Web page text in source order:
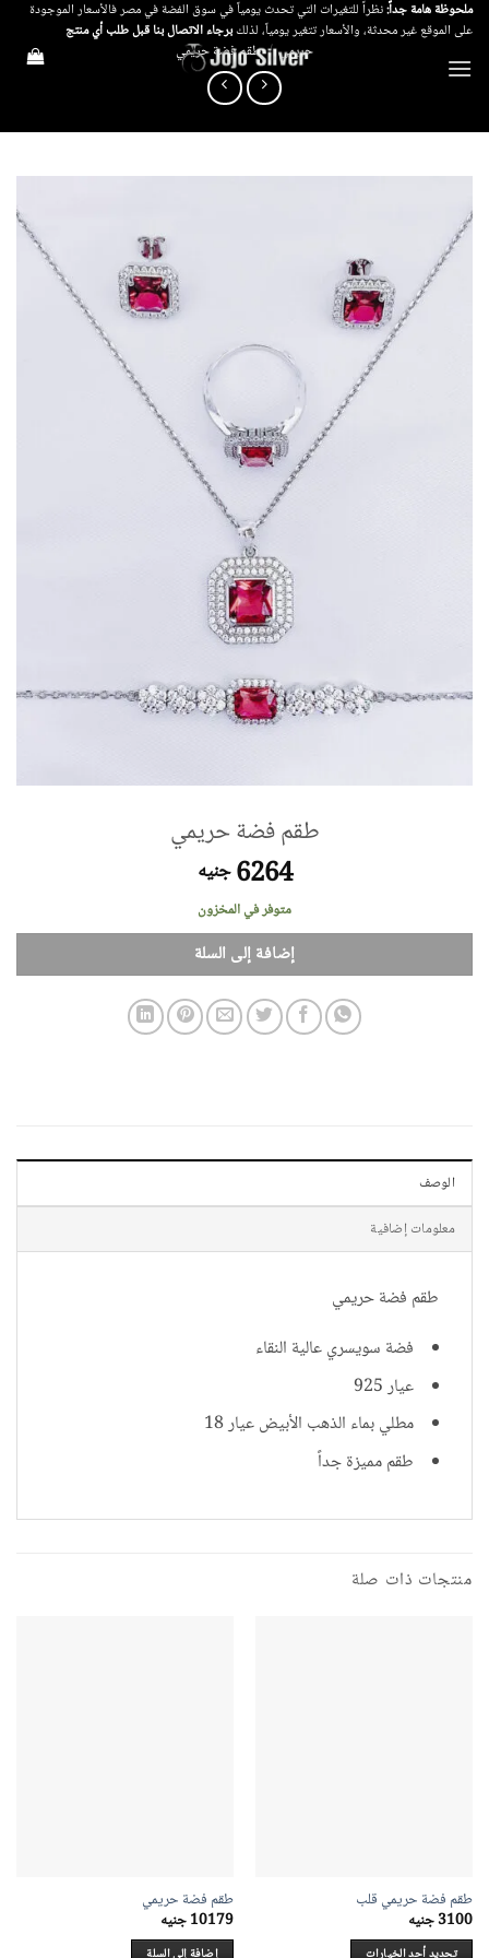
تخطي
للمحتوى
ملحوظة هامة جداً:نظراً للتغيرات التي تحدث يومياً في سوق الفضة في مصر فالأسعار الموجودة
على الموقع غير محدثة، والأسعار تتغير يومياً، لذلكبرجاء الاتصال بنا قبل طلب أي منتج
حريمي / طقم فضة حريمي
طقم فضة حريمي
6264 جنيه
متوفر في المخزون
إضافة إلى السلة
الوصف
معلومات إضافية
طقم فضة حريمي
فضة سويسري عالية النقاء
عيار 925
مطلي بماء الذهب الأبيض عيار 18
طقم مميزة جداً
منتجات ذات صلة
طقم فضة حريمي قلب
3100جنيه
طقم فضة حريمي
10179جنيه